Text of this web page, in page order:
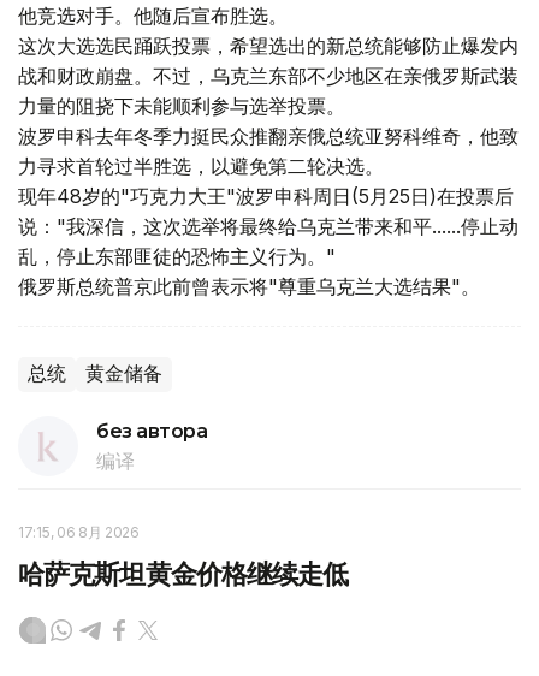
他竞选对手。他随后宣布胜选。
这次大选选民踊跃投票，希望选出的新总统能够防止爆发内
战和财政崩盘。不过，乌克兰东部不少地区在亲俄罗斯武装
力量的阻挠下未能顺利参与选举投票。
波罗申科去年冬季力挺民众推翻亲俄总统亚努科维奇，他致
力寻求首轮过半胜选，以避免第二轮决选。
现年48岁的"巧克力大王"波罗申科周日(5月25日)在投票后
说："我深信，这次选举将最终给乌克兰带来和平......停止动
乱，停止东部匪徒的恐怖主义行为。"
俄罗斯总统普京此前曾表示将"尊重乌克兰大选结果"。
总统 黄金储备
без автора
编译
17:15, 06 8月 2026
哈萨克斯坦黄金价格继续走低